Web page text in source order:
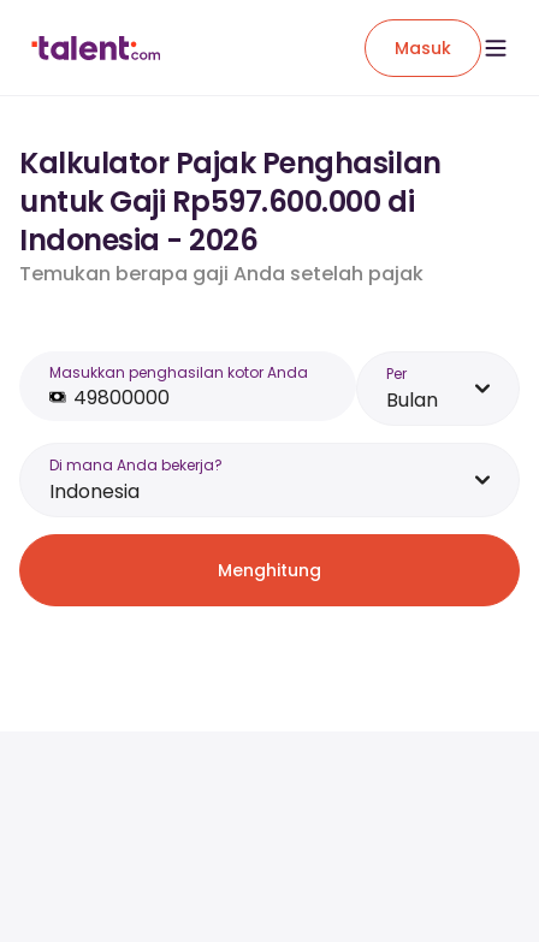
Masuk
Kalkulator Pajak Penghasilan
untuk Gaji Rp597.600.000 di
Indonesia - 2026
Temukan berapa gaji Anda setelah pajak
Masukkan penghasilan kotor Anda Per
Bulan
Di mana Anda bekerja?
Indonesia
Menghitung